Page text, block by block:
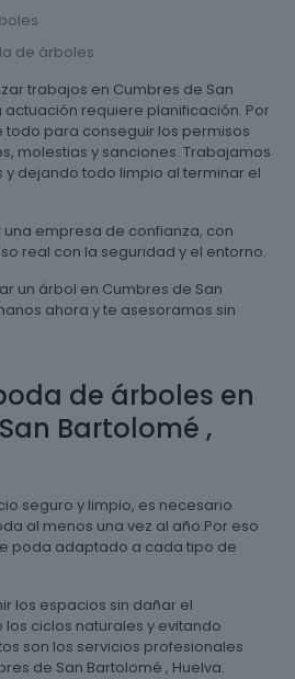
de árboles
trabajos en Cumbres de San
actuación requiere planificación. Por
para conseguir los permisos
molestias y sanciones. Trabajamos
y dejando todo limpio al terminar el
empresa de confianza, con
real con la seguridad y el entorno.
un árbol en Cumbres de San
ahora y te asesoramos sin
de árboles en
Bartolomé ,
seguro y limpio, es necesario
al menos una vez al año.Por eso
poda adaptado a cada tipo de
los espacios sin dañar el
ciclos naturales y evitando
son los servicios profesionales
de San Bartolomé , Huelva.